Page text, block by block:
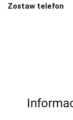
Zostaw telefon